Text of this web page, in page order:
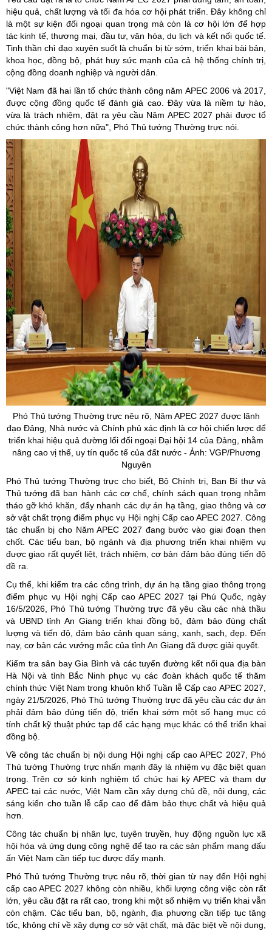
hiệu quả, chất lượng và tối đa hóa cơ hội phát triển. Đây không chỉ
là một sự kiện đối ngoại quan trọng mà còn là cơ hội lớn để hợp
tác kinh tế, thương mại, đầu tư, văn hóa, du lịch và kết nối quốc tế.
Tinh thần chỉ đạo xuyên suốt là chuẩn bị từ sớm, triển khai bài bản,
khoa học, đồng bộ, phát huy sức mạnh của cả hệ thống chính trị,
cộng đồng doanh nghiệp và người dân.
"Việt Nam đã hai lần tổ chức thành công năm APEC 2006 và 2017,
được cộng đồng quốc tế đánh giá cao. Đây vừa là niềm tự hào,
vừa là trách nhiệm, đặt ra yêu cầu Năm APEC 2027 phải được tổ
chức thành công hơn nữa", Phó Thủ tướng Thường trực nói.
Phó Thủ tướng Thường trực nêu rõ, Năm APEC 2027 được lãnh
đạo Đảng, Nhà nước và Chính phủ xác định là cơ hội chiến lược để
triển khai hiệu quả đường lối đối ngoại Đại hội 14 của Đảng, nhằm
nâng cao vị thế, uy tín quốc tế của đất nước - Ảnh: VGP/Phương
Nguyên
Phó Thủ tướng Thường trực cho biết, Bộ Chính trị, Ban Bí thư và
Thủ tướng đã ban hành các cơ chế, chính sách quan trọng nhằm
tháo gỡ khó khăn, đẩy nhanh các dự án hạ tầng, giao thông và cơ
sở vật chất trọng điểm phục vụ Hội nghị Cấp cao APEC 2027. Công
tác chuẩn bị cho Năm APEC 2027 đang bước vào giai đoạn then
chốt. Các tiểu ban, bộ ngành và địa phương triển khai nhiệm vụ
được giao rất quyết liệt, trách nhiệm, cơ bản đảm bảo đúng tiến độ
đề ra.
Cụ thể, khi kiểm tra các công trình, dự án hạ tầng giao thông trọng
điểm phục vụ Hội nghị Cấp cao APEC 2027 tại Phú Quốc, ngày
16/5/2026, Phó Thủ tướng Thường trực đã yêu cầu các nhà thầu
và UBND tỉnh An Giang triển khai đồng bộ, đảm bảo đúng chất
lượng và tiến độ, đảm bảo cảnh quan sáng, xanh, sạch, đẹp. Đến
nay, cơ bản các vướng mắc của tỉnh An Giang đã được giải quyết.
Kiểm tra sân bay Gia Bình và các tuyến đường kết nối qua địa bàn
Hà Nội và tỉnh Bắc Ninh phục vụ các đoàn khách quốc tế thăm
chính thức Việt Nam trong khuôn khổ Tuần lễ Cấp cao APEC 2027,
ngày 21/5/2026, Phó Thủ tướng Thường trực đã yêu cầu các dự án
phải đảm bảo đúng tiến độ, triển khai sớm một số hạng mục có
tính chất kỹ thuật phức tạp để các hạng mục khác có thể triển khai
đồng bộ.
Về công tác chuẩn bị nội dung Hội nghị cấp cao APEC 2027, Phó
Thủ tướng Thường trực nhấn mạnh đây là nhiệm vụ đặc biệt quan
trọng. Trên cơ sở kinh nghiệm tổ chức hai kỳ APEC và tham dự
APEC tại các nước, Việt Nam cần xây dựng chủ đề, nội dung, các
sáng kiến cho tuần lễ cấp cao để đảm bảo thực chất và hiệu quả
hơn.
Công tác chuẩn bị nhân lực, tuyên truyền, huy động nguồn lực xã
hội hóa và ứng dụng công nghệ để tạo ra các sản phẩm mang dấu
ấn Việt Nam cần tiếp tục được đẩy mạnh.
Phó Thủ tướng Thường trực nêu rõ, thời gian từ nay đến Hội nghị
cấp cao APEC 2027 không còn nhiều, khối lượng công việc còn rất
lớn, yêu cầu đặt ra rất cao, trong khi một số nhiệm vụ triển khai vẫn
còn chậm. Các tiểu ban, bộ, ngành, địa phương cần tiếp tục tăng
tốc, không chỉ về xây dựng cơ sở vật chất, mà đặc biệt về nội dung,